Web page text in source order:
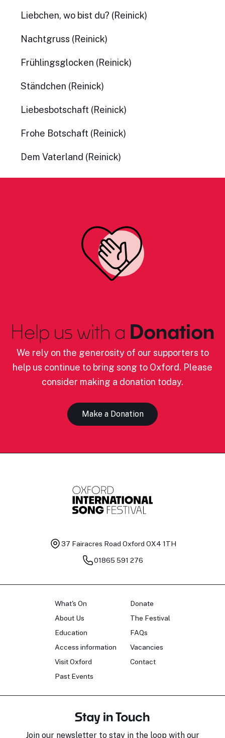
Liebchen, wo bist du? (Reinick)
Nachtgruss (Reinick)
Frühlingsglocken (Reinick)
Ständchen (Reinick)
Liebesbotschaft (Reinick)
Frohe Botschaft (Reinick)
Dem Vaterland (Reinick)
Help us with a Donation
We rely on the generosity of our supporters to
help us continue to bring song to Oxford. Please
consider making a donation today.
Make a Donation
37 Fairacres Road Oxford OX4 1TH
01865 591 276
What's On
About Us
Education
Access information
Visit Oxford
Past Events
Donate
The Festival
FAQs
Vacancies
Contact
Stay in Touch
Join our newsletter to stay in the loop with our